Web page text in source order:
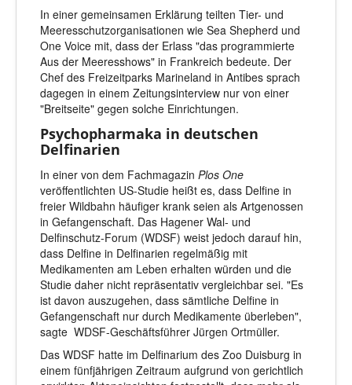
In einer gemeinsamen Erklärung teilten Tier- und
Meeresschutzorganisationen wie Sea Shepherd und
One Voice mit, dass der Erlass "das programmierte
Aus der Meeresshows" in Frankreich bedeute. Der
Chef des Freizeitparks Marineland in Antibes sprach
dagegen in einem Zeitungsinterview nur von einer
"Breitseite" gegen solche Einrichtungen.
Psychopharmaka in deutschen
Delfinarien
In einer von dem Fachmagazin Plos One
veröffentlichten US-Studie heißt es, dass Delfine in
freier Wildbahn häufiger krank seien als Artgenossen
in Gefangenschaft. Das Hagener Wal- und
Delfinschutz-Forum (WDSF) weist jedoch darauf hin,
dass Delfine in Delfinarien regelmäßig mit
Medikamenten am Leben erhalten würden und die
Studie daher nicht repräsentativ vergleichbar sei. "Es
ist davon auszugehen, dass sämtliche Delfine in
Gefangenschaft nur durch Medikamente überleben",
sagte WDSF-Geschäftsführer Jürgen Ortmüller.
Das WDSF hatte im Delfinarium des Zoo Duisburg in
einem fünfjährigen Zeitraum aufgrund von gerichtlich